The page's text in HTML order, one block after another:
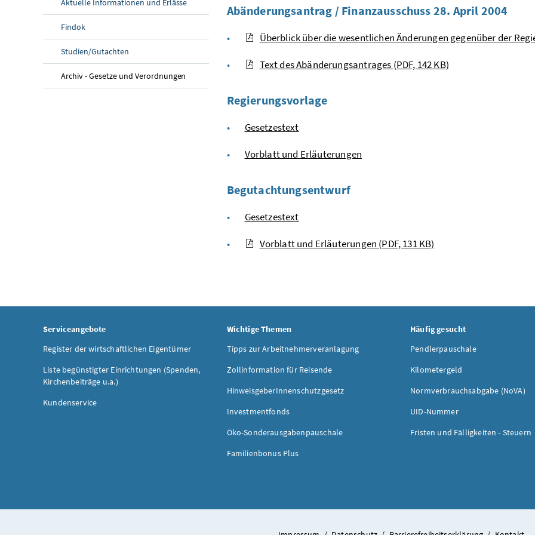
Findok
Studien/Gutachten
Archiv - Gesetze und Verordnungen
Abänderungsantrag / Finanzausschuss 28. April 2004
Überblick über die wesentlichen Änderungen gegenüber der
Text des Abänderungsantrages (PDF, 142 KB)
Regierungsvorlage
Gesetzestext
Vorblatt und Erläuterungen
Begutachtungsentwurf
Gesetzestext
Vorblatt und Erläuterungen (PDF, 131 KB)
Serviceangebote
Register der wirtschaftlichen Eigentümer
Liste begünstigter Einrichtungen (Spenden,
Kirchenbeiträge u.a.)
Kundenservice
Wichtige Themen
Tipps zur Arbeitnehmerveranlagung
Zollinformation für Reisende
HinweisgeberInnenschutzgesetz
Investmentfonds
Öko-Sonderausgabenpauschale
Familienbonus Plus
Häufig gesucht
Pendlerpauschale
Kilometergeld
Normverbrauchsabgabe (NoVA)
UID-Nummer
Fristen und Fälligkeiten - Steuern